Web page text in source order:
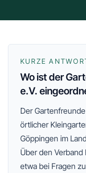
KURZE
Wo ist der
e.V.
Der
örtlicher
Göppingen im
Über den
etwa bei Fragen